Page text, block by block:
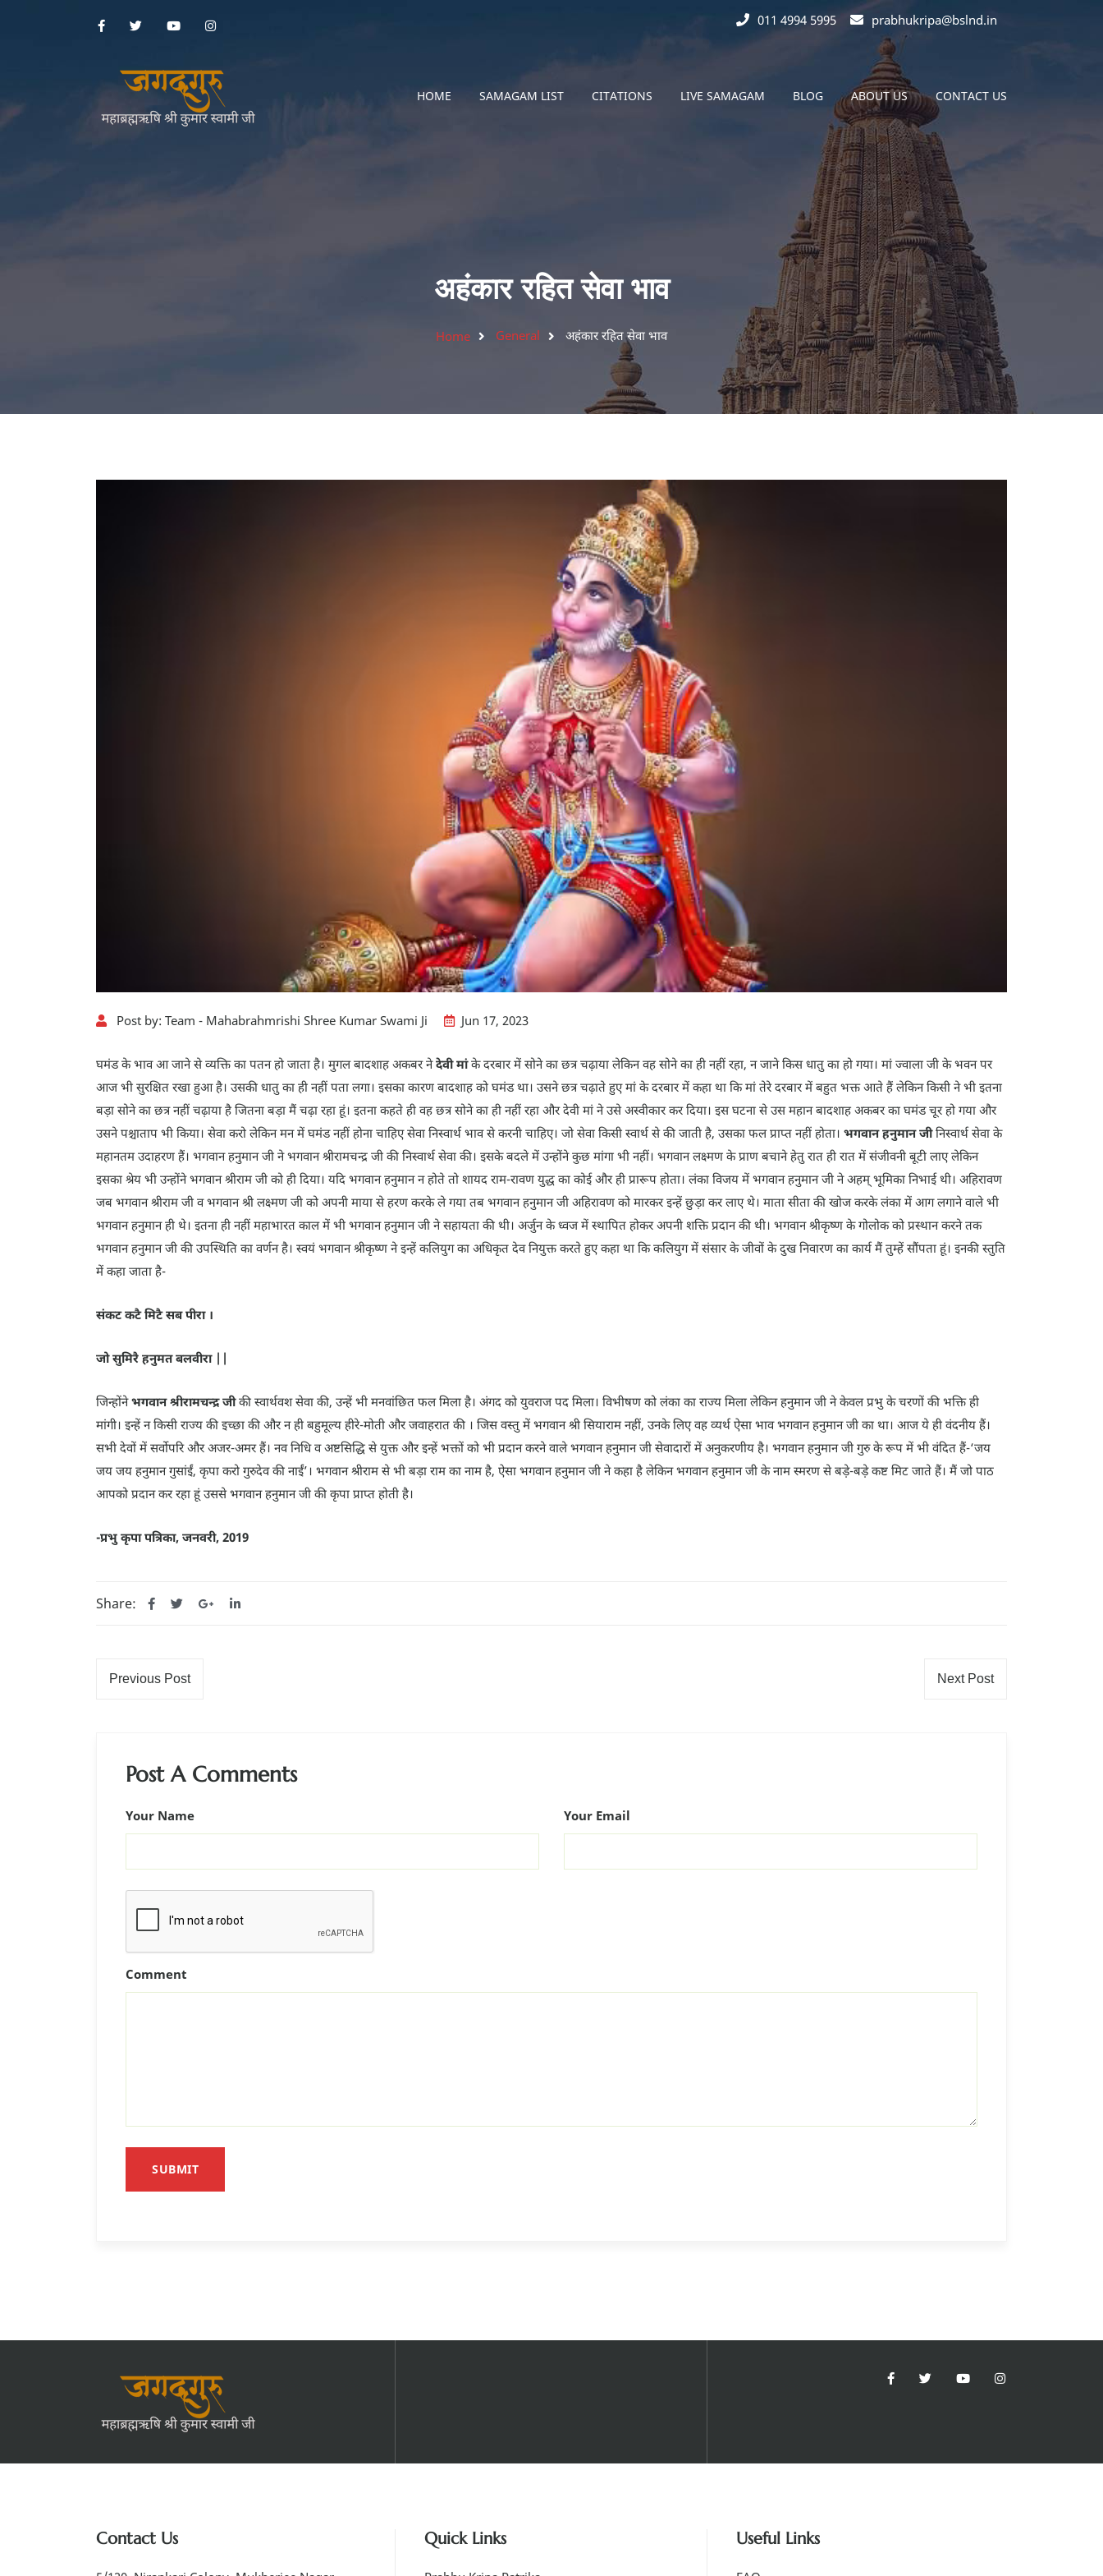
011 4994 5995 prabhukripa@bslnd.in
HOME SAMAGAM LIST CITATIONS LIVE SAMAGAM BLOG ABOUT US CONTACT US
अहंकार रहित सेवा भाव
Home General अहंकार रहित सेवा भाव
Post by: Team - Mahabrahmrishi Shree Kumar Swami Ji Jun 17, 2023
घमंड के भाव आ जाने से व्यक्ति का पतन हो जाता है। मुगल बादशाह अकबर नेदेवी मां के दरबार में सोने का छत्र चढ़ाया लेकिन वह सोने का ही नहीं रहा, न जाने किस धातु का हो गया। मां ज्वाला जी के भवन पर
आज भी सुरक्षित रखा हुआ है। उसकी धातु का ही नहीं पता लगा। इसका कारण बादशाह को घमंड था। उसने छत्र चढ़ाते हुए मां के दरबार में कहा था कि मां तेरे दरबार में बहुत भक्त आते हैं लेकिन किसी ने भी इतना
बड़ा सोने का छत्र नहीं चढ़ाया है जितना बड़ा मैं चढ़ा रहा हूं। इतना कहते ही वह छत्र सोने का ही नहीं रहा और देवी मां ने उसे अस्वीकार कर दिया। इस घटना से उस महान बादशाह अकबर का घमंड चूर हो गया और
उसने पश्चाताप भी किया। सेवा करो लेकिन मन में घमंड नहीं होना चाहिए सेवा निस्वार्थ भाव से करनी चाहिए। जो सेवा किसी स्वार्थ से की जाती है, उसका फल प्राप्त नहीं होता। भगवान हनुमान जीनिस्वार्थ सेवा के
महानतम उदाहरण हैं। भगवान हनुमान जी ने भगवान श्रीरामचन्द्र जी की निस्वार्थ सेवा की। इसके बदले में उन्होंने कुछ मांगा भी नहीं। भगवान लक्ष्मण के प्राण बचाने हेतु रात ही रात में संजीवनी बूटी लाए लेकिन
इसका श्रेय भी उन्होंने भगवान श्रीराम जी को ही दिया। यदि भगवान हनुमान न होते तो शायद राम-रावण युद्ध का कोई और ही प्रारूप होता। लंका विजय में भगवान हनुमान जी ने अहम् भूमिका निभाई थी। अहिरावण
जब भगवान श्रीराम जी व भगवान श्री लक्ष्मण जी को अपनी माया से हरण करके ले गया तब भगवान हनुमान जी अहिरावण को मारकर इन्हें छुड़ा कर लाए थे। माता सीता की खोज करके लंका में आग लगाने वाले भी
भगवान हनुमान ही थे। इतना ही नहीं महाभारत काल में भी भगवान हनुमान जी ने सहायता की थी। अर्जुन के ध्वज में स्थापित होकर अपनी शक्ति प्रदान की थी। भगवान श्रीकृष्ण के गोलोक को प्रस्थान करने तक
भगवान हनुमान जी की उपस्थिति का वर्णन है। स्वयं भगवान श्रीकृष्ण ने इन्हें कलियुग का अधिकृत देव नियुक्त करते हुए कहा था कि कलियुग में संसार के जीवों के दुख निवारण का कार्य मैं तुम्हें सौंपता हूं। इनकी स्तुति
में कहा जाता है-
संकट कटै मिटै सब पीरा ।
जो सुमिरै हनुमत बलवीरा ||
जिन्होंनेभगवान श्रीरामचन्द्र जीकी स्वार्थवश सेवा की, उन्हें भी मनवांछित फल मिला है। अंगद को युवराज पद मिला। विभीषण को लंका का राज्य मिला लेकिन हनुमान जी ने केवल प्रभु के चरणों की भक्ति ही
मांगी। इन्हें न किसी राज्य की इच्छा की और न ही बहुमूल्य हीरे-मोती और जवाहरात की । जिस वस्तु में भगवान श्री सियाराम नहीं, उनके लिए वह व्यर्थ ऐसा भाव भगवान हनुमान जी का था। आज ये ही वंदनीय हैं।
सभी देवों में सर्वोपरि और अजर-अमर हैं। नव निधि व अष्टसिद्धि से युक्त और इन्हें भक्तों को भी प्रदान करने वाले भगवान हनुमान जी सेवादारों में अनुकरणीय है। भगवान हनुमान जी गुरु के रूप में भी वंदित हैं-‘जय
जय जय हनुमान गुसांईं, कृपा करो गुरुदेव की नाईं’। भगवान श्रीराम से भी बड़ा राम का नाम है, ऐसा भगवान हनुमान जी ने कहा है लेकिन भगवान हनुमान जी के नाम स्मरण से बड़े-बड़े कष्ट मिट जाते हैं। मैं जो पाठ
आपको प्रदान कर रहा हूं उससे भगवान हनुमान जी की कृपा प्राप्त होती है।
-प्रभु कृपा पत्रिका, जनवरी, 2019
Share:
Next Post
Previous Post
Post A Comments
Your Name Your Email
Comment
SUBMIT
Contact Us Quick Links Useful Links